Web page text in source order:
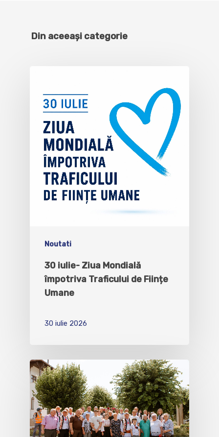
Din aceeași categorie
Noutati
30 iulie- Ziua Mondială
împotriva Traficului de Ființe
Umane
30 iulie 2026